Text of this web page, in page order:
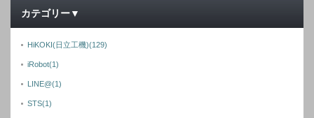
カテゴリー▼
HiKOKI(日立工機)(129)
iRobot(1)
LINE@(1)
STS(1)